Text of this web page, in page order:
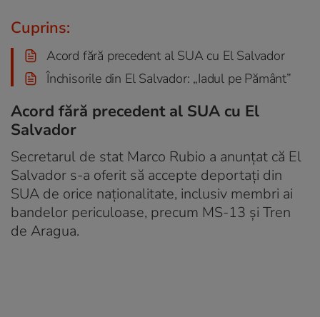
Cuprins:
Acord fără precedent al SUA cu El Salvador
Închisorile din El Salvador: „Iadul pe Pământ”
Acord fără precedent al SUA cu El
Salvador
Secretarul de stat Marco Rubio a anunțat că El
Salvador s-a oferit să accepte deportați din
SUA de orice naționalitate, inclusiv membri ai
bandelor periculoase, precum MS-13 și Tren
de Aragua.